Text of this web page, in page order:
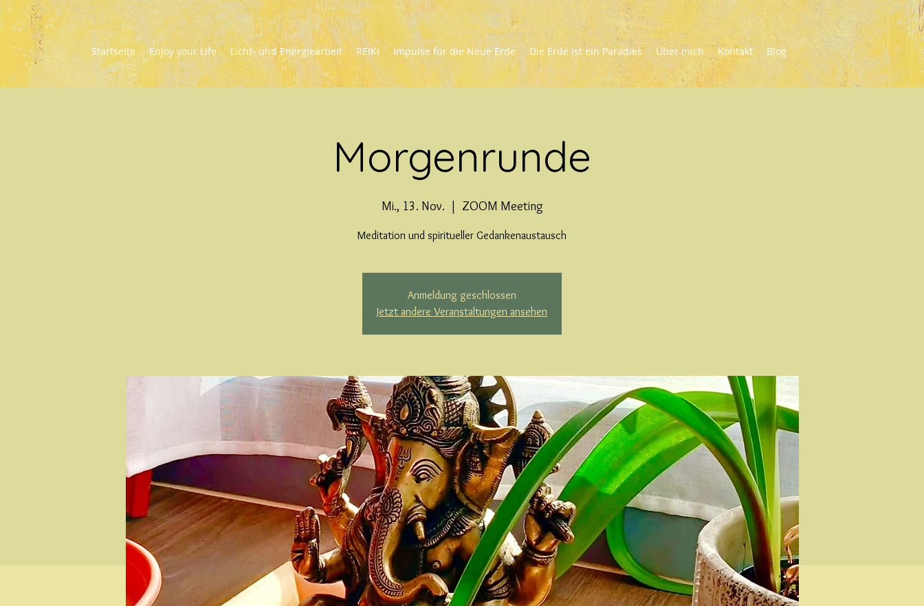
Startseite Enjoy your Life Licht- und Energiearbeit REIKI Impulse für die Neue Erde Die Erde ist ein Paradies Über mich Kontakt Blog
Morgenrunde
Mi., 13. Nov.
  |
ZOOM Meeting
Meditation und spiritueller Gedankenaustausch
Anmeldung geschlossen
Jetzt andere Veranstaltungen ansehen